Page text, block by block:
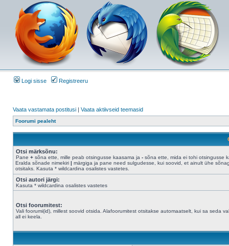
Logi sisse Registreeru
Vaata vastamata postitusi | Vaata aktiivseid teemasid
Foorumi pealeht
Otsi märksõnu:
Pane + sõna ette, mille peab otsingusse kaasama ja - sõna ette, mida ei tohi otsingusse
Eralda sõnade nimekiri | märgiga ja pane need sulgudesse, kui soovid, et ainult ühe
otsitaks. Kasuta * wildcardina osalistes vastetes.
Otsi autori järgi:
Kasuta * wildcardina osalistes vastetes
Otsi foorumitest:
Vali foorumi(id), millest soovid otsida. Alafoorumitest otsitakse automaatselt, kui sa seda
all ei keela.